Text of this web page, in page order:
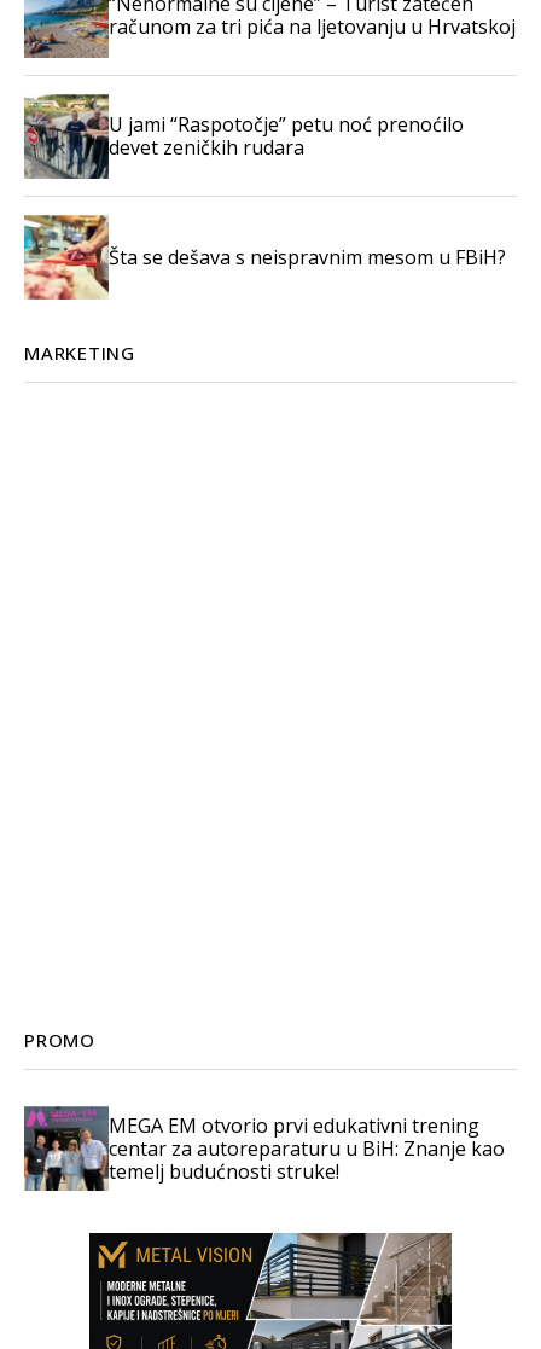
računom za tri pića na ljetovanju u Hrvatskoj
U jami “Raspotočje” petu noć prenoćilo
devet zeničkih rudara
Šta se dešava s neispravnim mesom u FBiH?
MARKETING
PROMO
MEGA EM otvorio prvi edukativni trening
centar za autoreparaturu u BiH: Znanje kao
temelj budućnosti struke!